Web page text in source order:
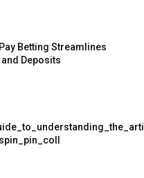
Betting Streamlines
Deposits